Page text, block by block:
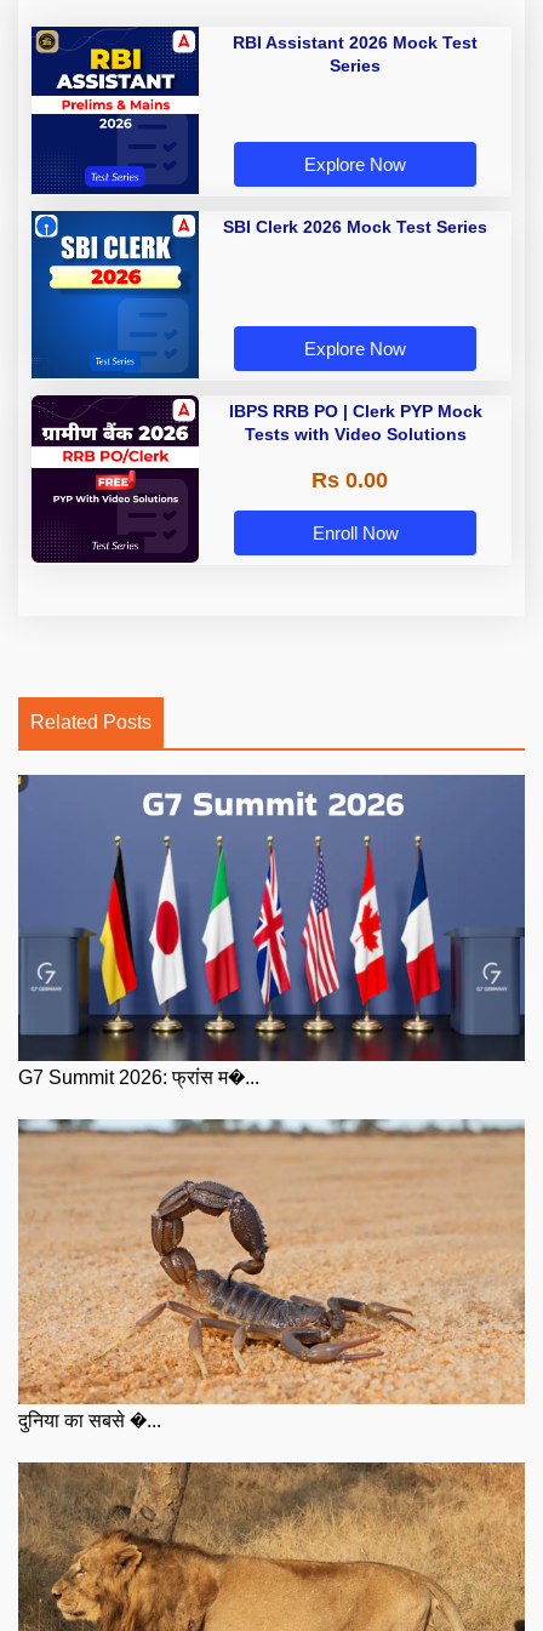
RBI Assistant 2026 Mock Test
Series
Explore Now
SBI Clerk 2026 Mock Test Series
Explore Now
IBPS RRB PO | Clerk PYP Mock
Tests with Video Solutions
Rs 0.00
Enroll Now
Related Posts
G7 Summit 2026: फ्रांस म�...
दुनिया का सबसे �...